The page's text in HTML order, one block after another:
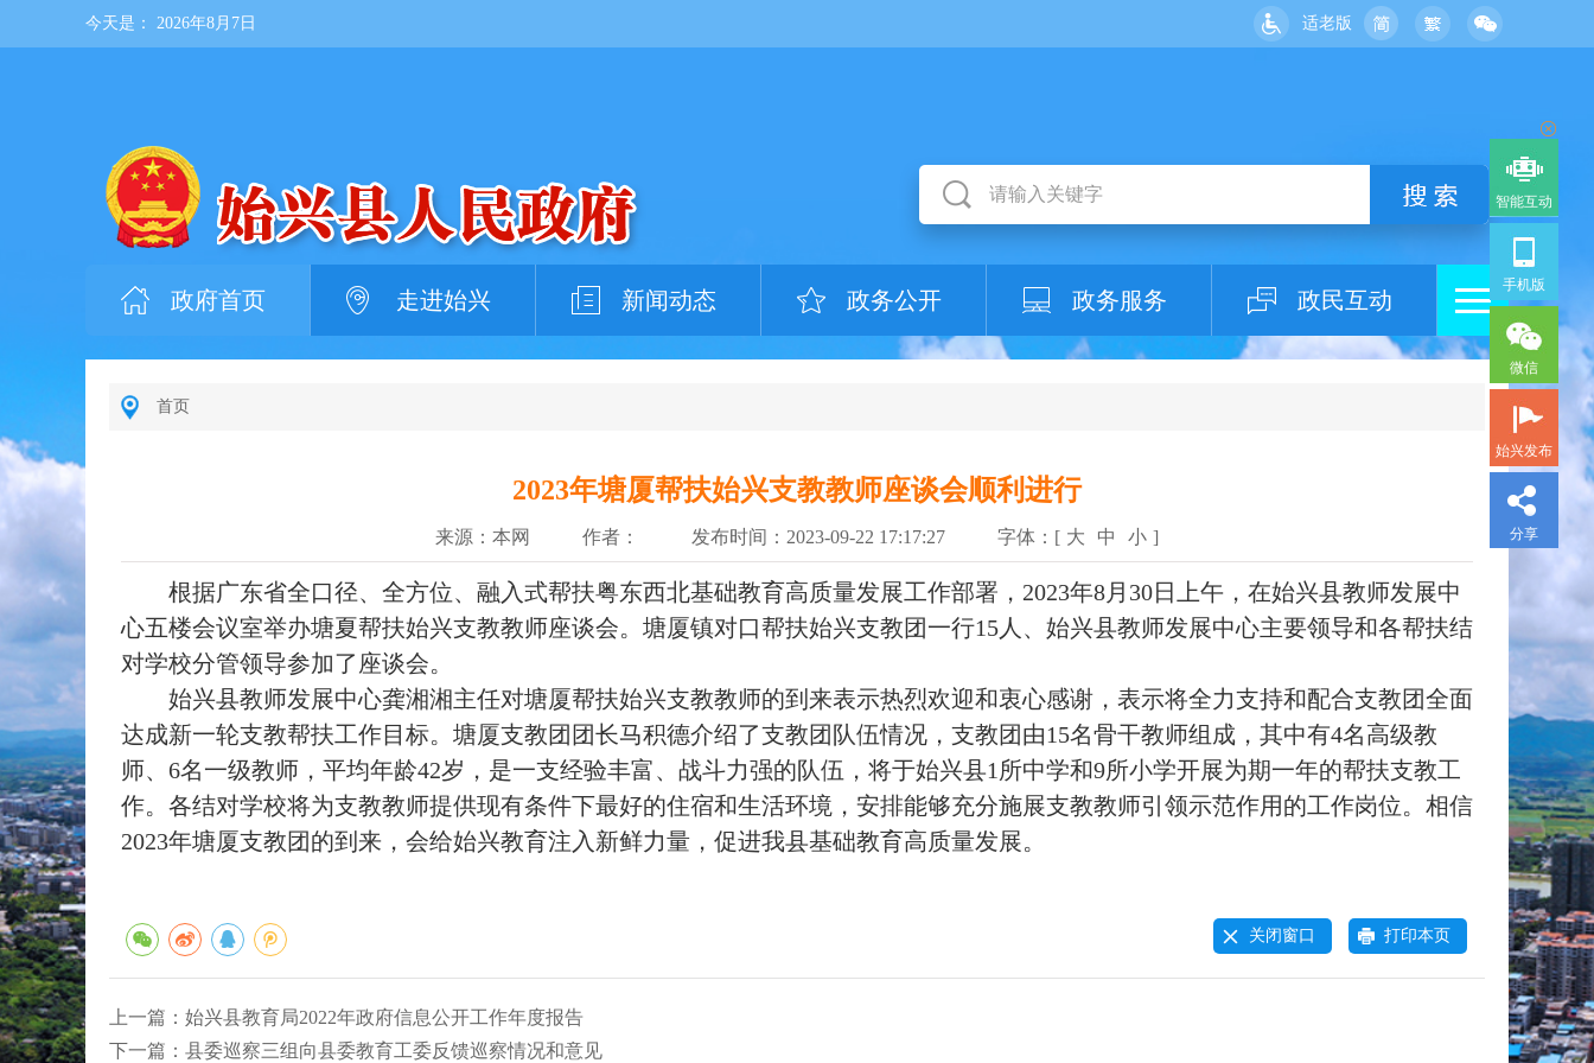
今天是： 2026年8月7日 适老版
政府首页 走进始兴 新闻动态 政务公开 政务服务 政民互动
首页
2023年塘厦帮扶始兴支教教师座谈会顺利进行
来源：本网 作者： 发布时间：2023-09-22 17:17:27 字体：[ 大 中 小 ]
根据广东省全口径、全方位、融入式帮扶粤东西北基础教育高质量发展工作部署，2023年8月30日上午，在始兴县教师发展中
心五楼会议室举办塘夏帮扶始兴支教教师座谈会。塘厦镇对口帮扶始兴支教团一行15人、始兴县教师发展中心主要领导和各帮扶结
对学校分管领导参加了座谈会。
始兴县教师发展中心龚湘湘主任对塘厦帮扶始兴支教教师的到来表示热烈欢迎和衷心感谢，表示将全力支持和配合支教团全面
达成新一轮支教帮扶工作目标。塘厦支教团团长马积德介绍了支教团队伍情况，支教团由15名骨干教师组成，其中有4名高级教
师、6名一级教师，平均年龄42岁，是一支经验丰富、战斗力强的队伍，将于始兴县1所中学和9所小学开展为期一年的帮扶支教工
作。各结对学校将为支教教师提供现有条件下最好的住宿和生活环境，安排能够充分施展支教教师引领示范作用的工作岗位。相信
2023年塘厦支教团的到来，会给始兴教育注入新鲜力量，促进我县基础教育高质量发展。
关闭窗口 打印本页
上一篇： 始兴县教育局2022年政府信息公开工作年度报告
下一篇： 县委巡察三组向县委教育工委反馈巡察情况和意见
智能互动
手机版
微信
始兴发布
分享